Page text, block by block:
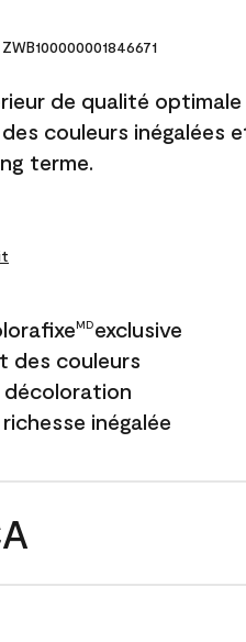
de qualité
couleurs inégalées
terme.
MDexclusive
des couleurs
décoloration
inégalée